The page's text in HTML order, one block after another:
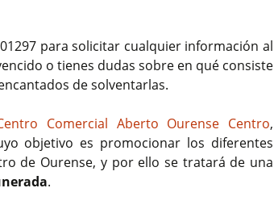
para solicitar cualquier información al
o tienes dudas sobre en qué consiste
de solventarlas.
Comercial Aberto Ourense Centro,
objetivo es promocionar los diferentes
de Ourense, y por ello se tratará de una
.